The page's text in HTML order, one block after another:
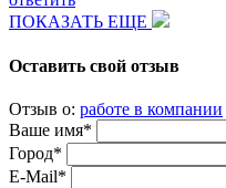
ПОКАЗАТЬ ЕЩЕ
Оставить свой отзыв
Отзыв о: работе в компании
Ваше имя*
Город*
E-Mail*